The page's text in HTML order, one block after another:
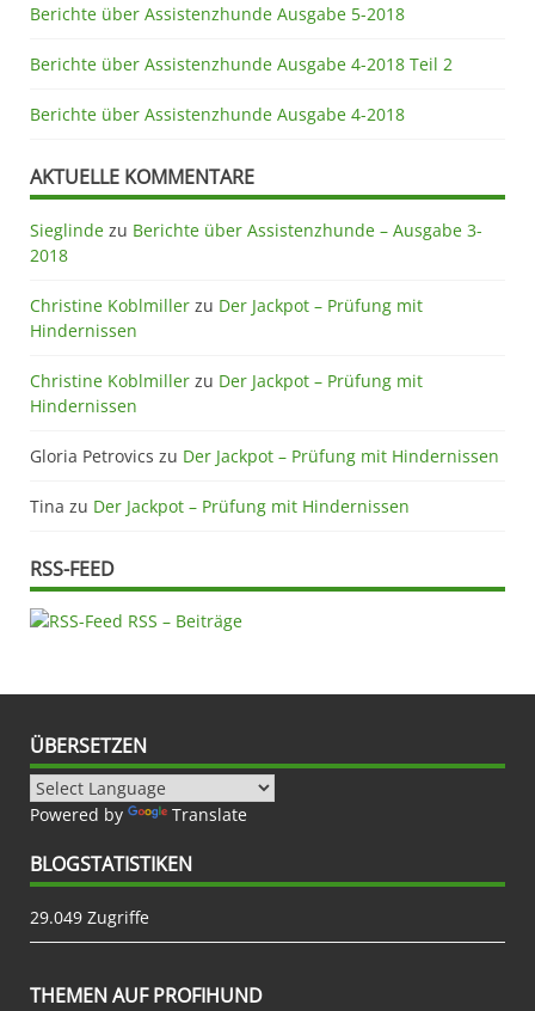
Berichte über Assistenzhunde Ausgabe 5-2018
Berichte über Assistenzhunde Ausgabe 4-2018 Teil 2
Berichte über Assistenzhunde Ausgabe 4-2018
AKTUELLE KOMMENTARE
Sieglinde zu Berichte über Assistenzhunde – Ausgabe 3-
2018
Christine Koblmiller zu Der Jackpot – Prüfung mit
Hindernissen
Christine Koblmiller zu Der Jackpot – Prüfung mit
Hindernissen
Gloria Petrovics zu Der Jackpot – Prüfung mit Hindernissen
Tina zu Der Jackpot – Prüfung mit Hindernissen
RSS-FEED
RSS – Beiträge
ÜBERSETZEN
Powered by Translate
BLOGSTATISTIKEN
29.049 Zugriffe
THEMEN AUF PROFIHUND